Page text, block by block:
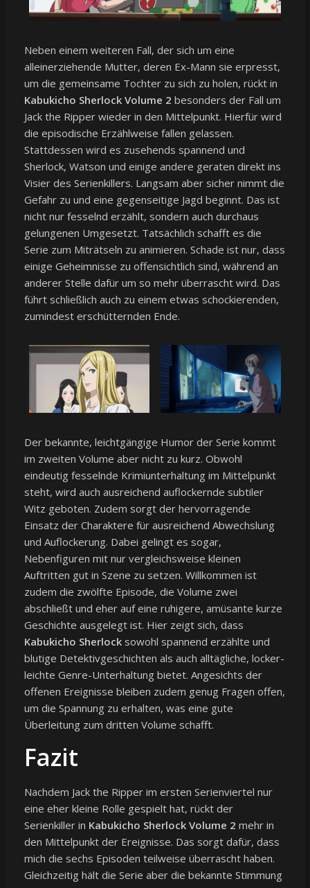
Neben einem weiteren Fall, der sich um eine
alleinerziehende Mutter, deren Ex-Mann sie erpresst,
um die gemeinsame Tochter zu sich zu holen, rückt in
Kabukicho Sherlock Volume 2 besonders der Fall um
Jack the Ripper wieder in den Mittelpunkt. Hierfür wird
die episodische Erzählweise fallen gelassen.
Stattdessen wird es zusehends spannend und
Sherlock, Watson und einige andere geraten direkt ins
Visier des Serienkillers. Langsam aber sicher nimmt die
Gefahr zu und eine gegenseitige Jagd beginnt. Das ist
nicht nur fesselnd erzählt, sondern auch durchaus
gelungenen Umgesetzt. Tatsächlich schafft es die
Serie zum Miträtseln zu animieren. Schade ist nur, dass
einige Geheimnisse zu offensichtlich sind, während an
anderer Stelle dafür um so mehr überrascht wird. Das
führt schließlich auch zu einem etwas schockierenden,
zumindest erschütternden Ende.
Der bekannte, leichtgängige Humor der Serie kommt
im zweiten Volume aber nicht zu kurz. Obwohl
eindeutig fesselnde Krimiunterhaltung im Mittelpunkt
steht, wird auch ausreichend auflockernde subtiler
Witz geboten. Zudem sorgt der hervorragende
Einsatz der Charaktere für ausreichend Abwechslung
und Auflockerung. Dabei gelingt es sogar,
Nebenfiguren mit nur vergleichsweise kleinen
Auftritten gut in Szene zu setzen. Willkommen ist
zudem die zwölfte Episode, die Volume zwei
abschließt und eher auf eine ruhigere, amüsante kurze
Geschichte ausgelegt ist. Hier zeigt sich, dass
Kabukicho Sherlocksowohl spannend erzählte und
blutige Detektivgeschichten als auch alltägliche, locker-
leichte Genre-Unterhaltung bietet. Angesichts der
offenen Ereignisse bleiben zudem genug Fragen offen,
um die Spannung zu erhalten, was eine gute
Überleitung zum dritten Volume schafft.
Fazit
Nachdem Jack the Ripper im ersten Serienviertel nur
eine eher kleine Rolle gespielt hat, rückt der
Serienkiller in Kabukicho Sherlock Volume 2 mehr in
den Mittelpunkt der Ereignisse. Das sorgt dafür, dass
mich die sechs Episoden teilweise überrascht haben.
Gleichzeitig hält die Serie aber die bekannte Stimmung